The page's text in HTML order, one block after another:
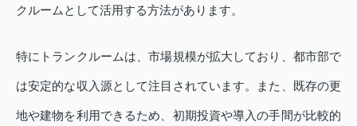
クルームとして活用する方法があります。
特にトランクルームは、市場規模が拡大しており、都市部で
は安定的な収入源として注目されています。また、既存の更
地や建物を利用できるため、初期投資や導入の手間が比較的